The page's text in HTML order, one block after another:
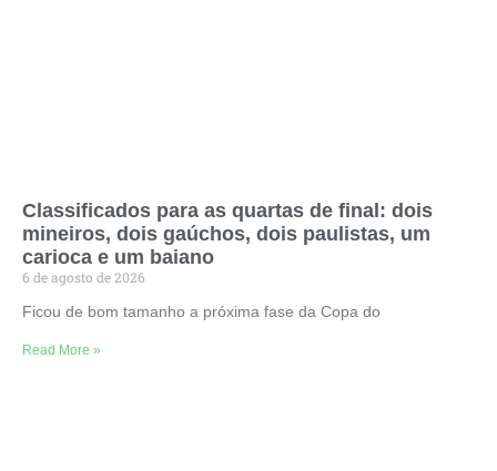
Classificados para as quartas de final: dois
mineiros, dois gaúchos, dois paulistas, um
carioca e um baiano
6 de agosto de 2026
Ficou de bom tamanho a próxima fase da Copa do
Read More »